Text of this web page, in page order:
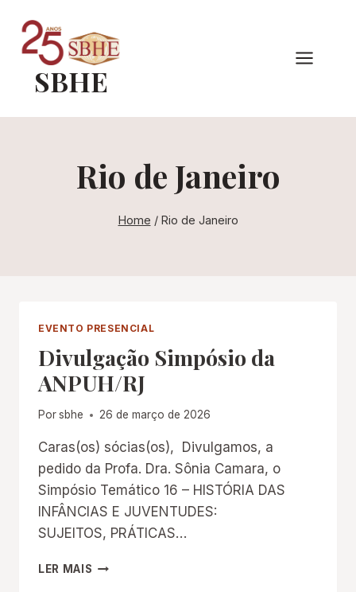
para
ConteúdoSBHE
Rio de Janeiro
Home / Rio de Janeiro
EVENTO PRESENCIAL
Divulgação Simpósio da
ANPUH/RJ
Porsbhe 26 de março de 2026
Caras(os) sócias(os), Divulgamos, a
pedido da Profa. Dra. Sônia Camara, o
Simpósio Temático 16 – HISTÓRIA DAS
INFÂNCIAS E JUVENTUDES:
SUJEITOS, PRÁTICAS…
LER MAIS DIVULGAÇÃO